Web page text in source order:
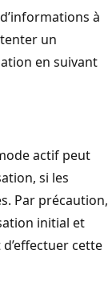
à
un
en suivant
actif peut
si les
Par précaution,
initial et
cette